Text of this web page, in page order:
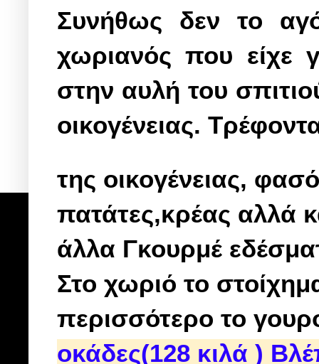
Συνήθως δεν το
χωριανός που είχε
στην αυλή του
οικογένειας.
της οικογένειας,
πατάτες,κρέας αλλά
άλλα Γκουρμέ
Στο χωριό το
περισσότερο το
οκάδες(128 κιλά )